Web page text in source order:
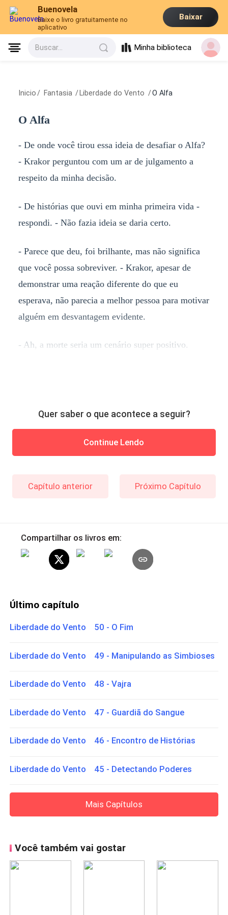
Buenovela
Baixe o livro gratuitamente no
aplicativo
Baixar
Buscar... Minha biblioteca
Inicio / Fantasia / Liberdade do Vento /O Alfa
O Alfa
- De onde você tirou essa ideia de desafiar o Alfa?
- Krakor perguntou com um ar de julgamento a
respeito da minha decisão.
- De histórias que ouvi em minha primeira vida -
respondi. - Não fazia ideia se daria certo.
- Parece que deu, foi brilhante, mas não significa
que você possa sobreviver. - Krakor, apesar de
demonstrar uma reação diferente do que eu
esperava, não parecia a melhor pessoa para motivar
alguém em desvantagem evidente.
- Ah, a morte seria um cenário super positivo.
Quer saber o que acontece a seguir?
Continue Lendo
Capítulo anterior Próximo Capítulo
Compartilhar os livros em:
Último capítulo
Liberdade do Vento 50 - O Fim
Liberdade do Vento 49 - Manipulando as Simbioses
Liberdade do Vento 48 - Vajra
Liberdade do Vento 47 - Guardiã do Sangue
Liberdade do Vento 46 - Encontro de Histórias
Liberdade do Vento 45 - Detectando Poderes
Mais Capítulos
Você também vai gostar